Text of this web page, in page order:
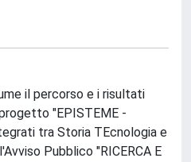
il percorso e i risultati
"EPISTEME -
tra Storia TEcnologia e
Pubblico "RICERCA E